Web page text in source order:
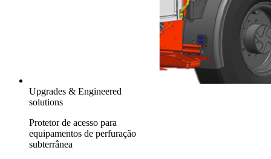
Upgrades & Engineered
solutions
Protetor de acesso para
equipamentos de perfuração
subterrânea